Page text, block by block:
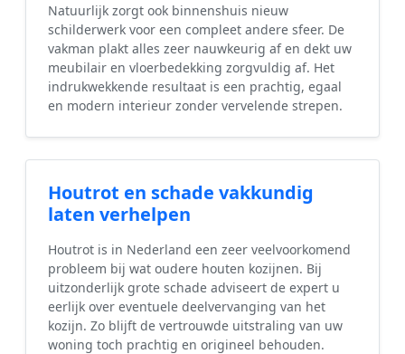
Natuurlijk zorgt ook binnenshuis nieuw
schilderwerk voor een compleet andere sfeer. De
vakman plakt alles zeer nauwkeurig af en dekt uw
meubilair en vloerbedekking zorgvuldig af. Het
indrukwekkende resultaat is een prachtig, egaal
en modern interieur zonder vervelende strepen.
Houtrot en schade vakkundig
laten verhelpen
Houtrot is in Nederland een zeer veelvoorkomend
probleem bij wat oudere houten kozijnen. Bij
uitzonderlijk grote schade adviseert de expert u
eerlijk over eventuele deelvervanging van het
kozijn. Zo blijft de vertrouwde uitstraling van uw
woning toch prachtig en origineel behouden.